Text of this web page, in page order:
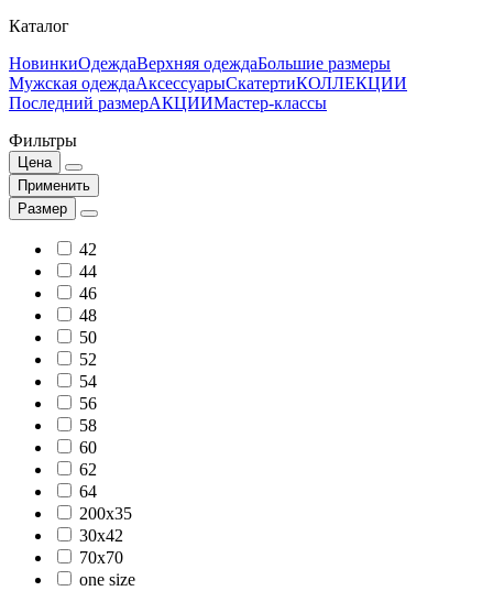
Каталог
НовинкиОдеждаВерхняя одеждаБольшие размеры
Мужская одеждаАксессуарыСкатертиКОЛЛЕКЦИИ
Последний размерАКЦИИМастер-классы
Фильтры
Цена
Применить
Размер
42
44
46
48
50
52
54
56
58
60
62
64
200x35
30х42
70х70
one size